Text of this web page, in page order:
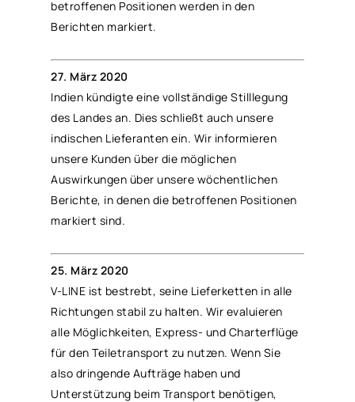
betroffenen Positionen werden in den
Berichten markiert.
27. März 2020
Indien kündigte eine vollständige Stilllegung
des Landes an. Dies schließt auch unsere
indischen Lieferanten ein. Wir informieren
unsere Kunden über die möglichen
Auswirkungen über unsere wöchentlichen
Berichte, in denen die betroffenen Positionen
markiert sind.
25. März 2020
V-LINE ist bestrebt, seine Lieferketten in alle
Richtungen stabil zu halten. Wir evaluieren
alle Möglichkeiten, Express- und Charterflüge
für den Teiletransport zu nutzen. Wenn Sie
also dringende Aufträge haben und
Unterstützung beim Transport benötigen,